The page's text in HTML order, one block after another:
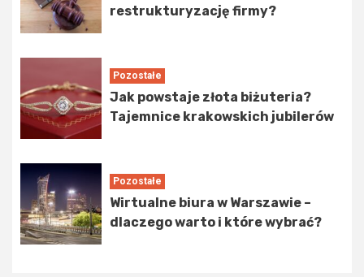
restrukturyzację firmy?
Pozostałe
Jak powstaje złota biżuteria?
Tajemnice krakowskich jubilerów
Pozostałe
Wirtualne biura w Warszawie –
dlaczego warto i które wybrać?